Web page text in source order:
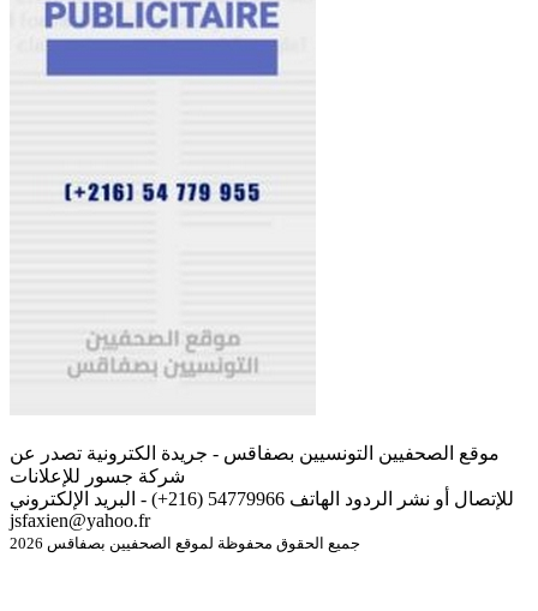
موقع الصحفيين التونسيين بصفاقس - جريدة الكترونية تصدر عن
شركة جسور للإعلانات
للإتصال أو نشر الردود الهاتف 54779966 (216+) - البريد الإلكتروني
jsfaxien@yahoo.fr
جميع الحقوق محفوظة لموقع الصحفيين بصفاقس 2026